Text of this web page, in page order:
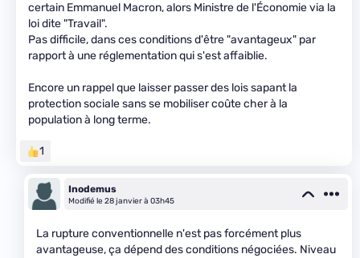
certain Emmanuel Macron, alors Ministre de l'Économie via la
loi dite "Travail".
Pas difficile, dans ces conditions d'être "avantageux" par
rapport à une réglementation qui s'est affaiblie.
Encore un rappel que laisser passer des lois sapant la
protection sociale sans se mobiliser coûte cher à la
population à long terme.
1
Inodemus
Modifié le 28 janvier à 03h45
La rupture conventionnelle n'est pas forcément plus
avantageuse, ça dépend des conditions négociées. Niveau